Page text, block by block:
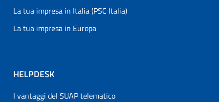
La tua impresa in Italia (PSC Italia)
La tua impresa in Europa
HELPDESK
I vantaggi del SUAP telematico